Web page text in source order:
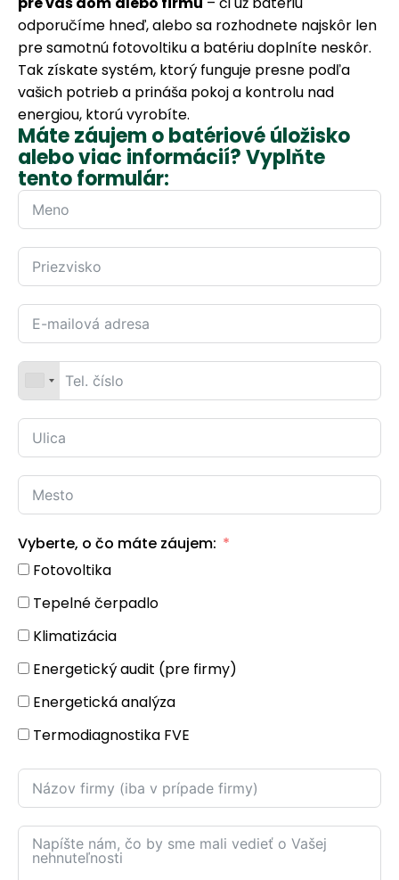
odporučíme hneď, alebo sa rozhodnete najskôr len
pre samotnú fotovoltiku a batériu doplníte neskôr.
Tak získate systém, ktorý funguje presne podľa
vašich potrieb a prináša pokoj a kontrolu nad
energiou, ktorú vyrobíte.
Máte záujem o batériové úložisko
alebo viac informácií? Vyplňte
tento formulár:
Vyberte, o čo máte záujem:
Fotovoltika
Tepelné čerpadlo
Klimatizácia
Energetický audit (pre firmy)
Energetická analýza
Termodiagnostika FVE